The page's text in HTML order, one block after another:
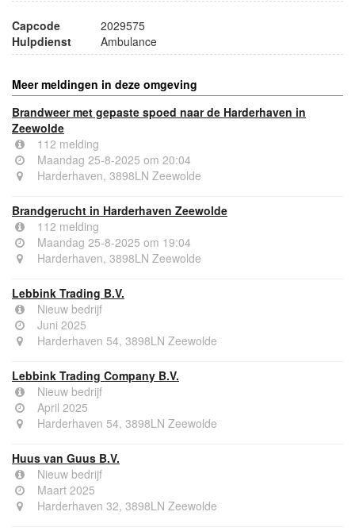
Capcode
2029575
Hulpdienst
Ambulance
Meer meldingen in deze omgeving
Brandweer met gepaste spoed naar de Harderhaven in
Zeewolde
112 melding
Maandag 25-8-2025 om 20:04
Harderhaven, 3898LN Zeewolde
Brandgerucht in Harderhaven Zeewolde
112 melding
Maandag 25-8-2025 om 19:04
Harderhaven, 3898LN Zeewolde
Lebbink Trading B.V.
Nieuw bedrijf
Juni 2025
Harderhaven 54, 3898LN Zeewolde
Lebbink Trading Company B.V.
Nieuw bedrijf
April 2025
Harderhaven 54, 3898LN Zeewolde
Huus van Guus B.V.
Nieuw bedrijf
Maart 2025
Harderhaven 32, 3898LN Zeewolde